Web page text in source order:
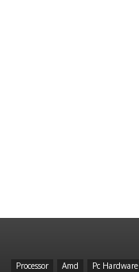
Processor Amd Pc Hardware